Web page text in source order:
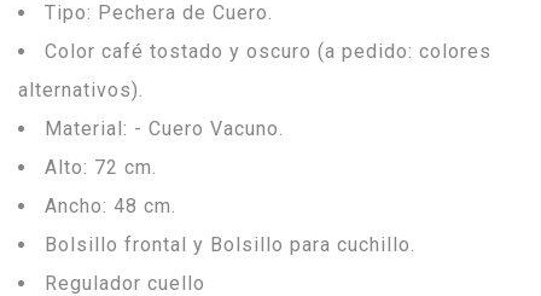
Tipo: Pechera de Cuero.
Color café tostado y oscuro (a pedido: colores
alternativos).
Material: - Cuero Vacuno.
Alto: 72 cm.
Ancho: 48 cm.
Bolsillo frontal y Bolsillo para cuchillo.
Regulador cuello